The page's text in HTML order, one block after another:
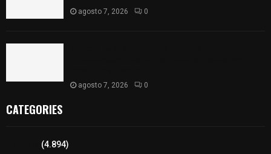
agosto 7, 2026 0
agosto 7, 2026 0
CATEGORIES
(4.894)